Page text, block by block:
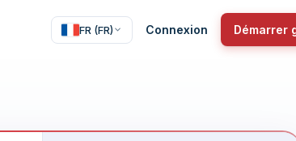
FR (FR) Connexion Démarrer